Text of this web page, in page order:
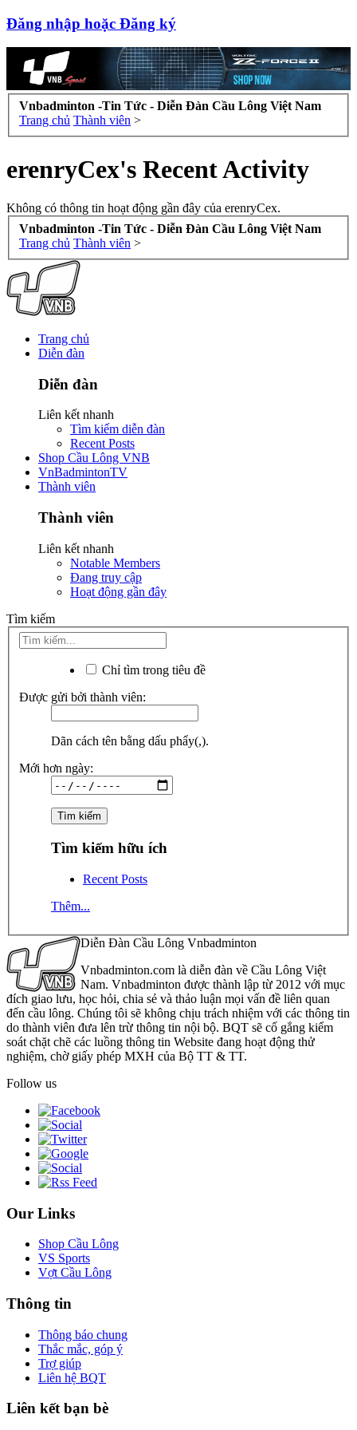
Đăng nhập hoặc Đăng ký
Vnbadminton -Tin Tức - Diễn Đàn Cầu Lông Việt Nam
Trang chủ Thành viên >
erenryCex's Recent Activity
Không có thông tin hoạt động gần đây của erenryCex.
Vnbadminton -Tin Tức - Diễn Đàn Cầu Lông Việt Nam
Trang chủ Thành viên >
Trang chủ
Diễn đàn
Diễn đàn
Liên kết nhanh
Tìm kiếm diễn đàn
Recent Posts
Shop Cầu Lông VNB
VnBadmintonTV
Thành viên
Thành viên
Liên kết nhanh
Notable Members
Đang truy cập
Hoạt động gần đây
Tìm kiếm
Chỉ tìm trong tiêu đề
Được gửi bởi thành viên:
Dãn cách tên bằng dấu phẩy(,).
Mới hơn ngày:
Tìm kiếm hữu ích
Recent Posts
Thêm...
Diễn Đàn Cầu Lông Vnbadminton
Vnbadminton.com là diễn đàn về Cầu Lông Việt
Nam. Vnbadminton được thành lập từ 2012 với mục
đích giao lưu, học hỏi, chia sẻ và thảo luận mọi vấn đề liên quan
đến cầu lông. Chúng tôi sẽ không chịu trách nhiệm với các thông tin
do thành viên đưa lên trừ thông tin nội bộ. BQT sẽ cố gắng kiểm
soát chặt chẽ các luồng thông tin Website đang hoạt động thử
nghiệm, chờ giấy phép MXH của Bộ TT & TT.
Follow us
Our Links
Shop Cầu Lông
VS Sports
Vợt Cầu Lông
Thông tin
Thông báo chung
Thắc mắc, góp ý
Trợ giúp
Liên hệ BQT
Liên kết bạn bè